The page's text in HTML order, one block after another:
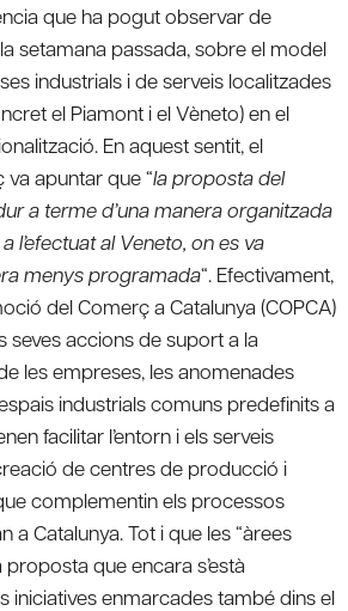
que ha pogut observar de
setamana passada, sobre el model
industrials i de serveis localitzades
el Piamont i el Vèneto) en el
En aquest sentit, el
apuntar que “la proposta del
a terme d’una manera organitzada
l’efectuat al Veneto, on es va
menys programada“. Efectivament,
del Comerç a Catalunya (COPCA)
seves accions de suport a la
les empreses, les anomenades
industrials comuns predefinits a
facilitar l’entorn i els serveis
de centres de producció i
complementin els processos
a Catalunya. Tot i que les “àrees
proposta que encara s’està
iniciatives enmarcades també dins el